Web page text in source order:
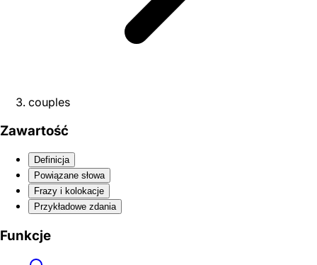
couples
Zawartość
Definicja
Powiązane słowa
Frazy i kolokacje
Przykładowe zdania
Funkcje